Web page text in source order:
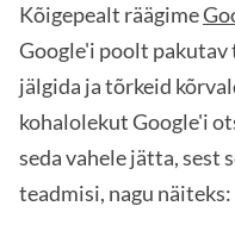
Kõigepealt räägime
Google'i poolt
jälgida ja tõrkeid
kohalolekut Google'i
seda vahele jätta, sest
teadmisi, nagu näiteks: